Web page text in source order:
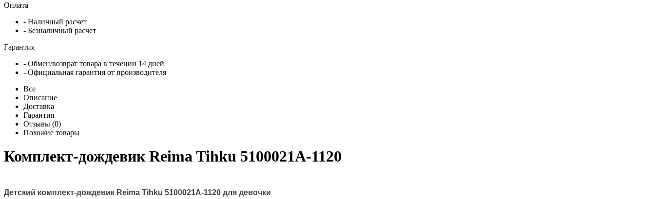
Оплата
- Наличный расчет
- Безналичный расчет
Гарантия
- Обмен/возврат товара в течении 14 дней
- Официальная гарантия от производителя
Все
Описание
Доставка
Гарантия
Отзывы (0)
Похожие товары
Комплект-дождевик Reima Tihku 5100021A-1120
Детский комплект-дождевик Reima Tihku 5100021A-1120 для девочки